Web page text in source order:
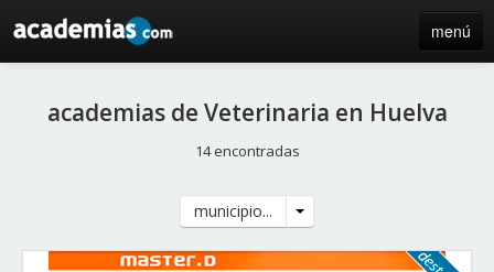
menú
blog
iniciar sesión / registro de centros
academias de Veterinaria en Huelva
14 encontradas
municipio...